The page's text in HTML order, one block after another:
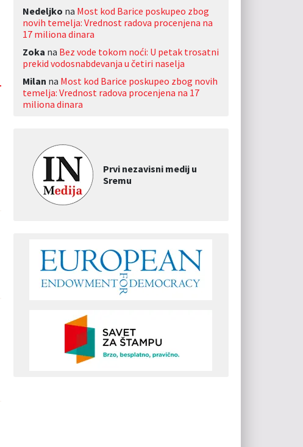
Nedeljko na Most kod Barice poskupeo zbog
novih temelja: Vrednost radova procenjena na
17 miliona dinara
Zoka na Bez vode tokom noći: U petak trosatni
prekid vodosnabdevanja u četiri naselja
Milan na Most kod Barice poskupeo zbog novih
temelja: Vrednost radova procenjena na 17
miliona dinara
Prvi nezavisni medij u
Sremu